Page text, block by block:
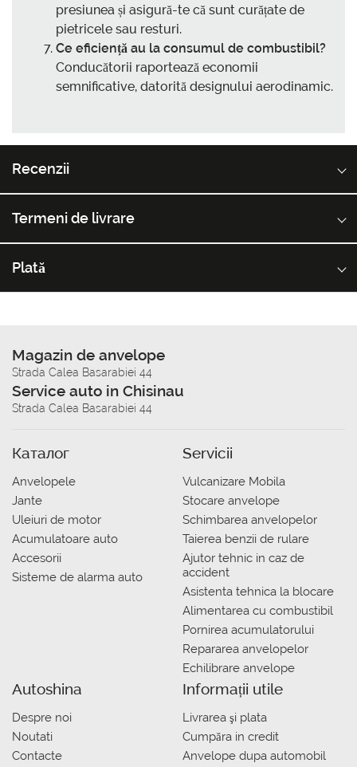
presiunea și asigură-te că sunt curățate de
pietricele sau resturi.
Ce eficiență au la consumul de combustibil?
Conducătorii raportează economii
semnificative, datorită designului aerodinamic.
Recenzii
Termeni de livrare
Plată
Magazin de anvelope
Strada Calea Basarabiei 44
Service auto in Chisinau
Strada Calea Basarabiei 44
Каталог
Anvelopele
Jante
Uleiuri de motor
Acumulatoare auto
Accesorii
Sisteme de alarma auto
Servicii
Vulcanizare Mobila
Stocare anvelope
Schimbarea anvelopelor
Taierea benzii de rulare
Ajutor tehnic in caz de
accident
Asistenta tehnica la blocare
Alimentarea cu combustibil
Pornirea acumulatorului
Repararea anvelopelor
Echilibrare anvelope
Autoshina
Despre noi
Noutati
Contacte
Informații utile
Livrarea şi plata
Сumpăra in credit
Anvelope dupa automobil